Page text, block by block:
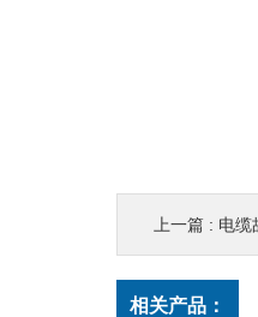
上一篇 : 电缆
相关产品：